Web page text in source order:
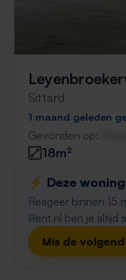
Sittard
1 maand geleden
Gevonden op:
18m²
⚡️ Deze
Reageer binnen 15
Rent.nl ben je altijd
Mis de